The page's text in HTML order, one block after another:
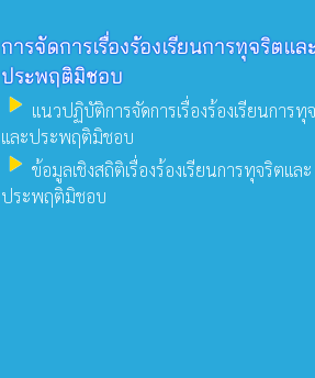
การจัดการเรื่องร้องเรียนการทุจริตแล
ประพฤติมิชอบ
play_arrow แนวปฏิบัติการจัดการเรื่องร้องเรียนการทุ
และประพฤติมิชอบ
play_arrow ข้อมูลเชิงสถิติเรื่องร้องเรียนการทุจริตและ
ประพฤติมิชอบ